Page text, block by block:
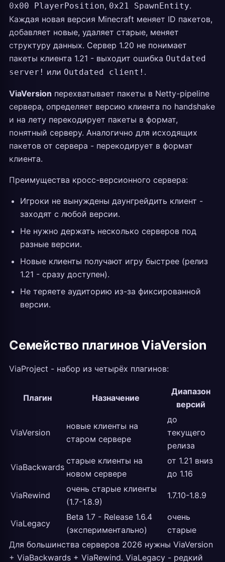
0x00 PlayerPosition, 0x21 SpawnEntity.
Каждая новая версия Minecraft меняет ID пакетов,
добавляет новые, удаляет старые, меняет
структуру данных. Сервер 1.20 не понимает
пакеты клиента 1.21 - выходит ошибка Outdated
server! или Outdated client! .
ViaVersion перехватывает пакеты в Netty-pipeline
сервера, определяет версию клиента по handshake
и на лету перекодирует пакеты в формат,
понятный серверу. Аналогично для исходящих
пакетов от сервера - перекодирует в формат
клиента.
Преимущества кросс-версионного сервера:
Игроки не вынуждены даунгрейдить клиент -
заходят с любой версии.
Не нужно держать несколько серверов под
разные версии.
Новые клиенты получают игру быстрее (релиз
1.21 - сразу доступен).
Не теряете аудиторию из-за фиксированной
версии.
Семейство плагинов ViaVersion
ViaProject - набор из четырёх плагинов:
Плагин Назначение
Диапазон
версий
ViaVersion
новые клиенты на
старом сервере
до
текущего
релиза
ViaBackwards
старые клиенты на
новом сервере
от 1.21 вниз
до 1.16
ViaRewind
очень старые клиенты
(1.7-1.8.9)
1.7.10-1.8.9
ViaLegacy
Beta 1.7 - Release 1.6.4
(экспериментально)
очень
старые
Для большинства серверов 2026 нужны ViaVersion
+ ViaBackwards + ViaRewind. ViaLegacy - редкий